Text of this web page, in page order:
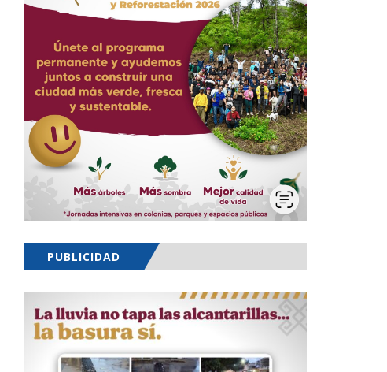
PUBLICIDAD